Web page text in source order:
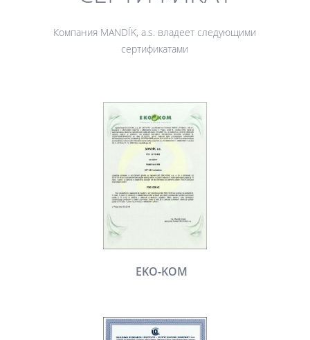
Компания MANDÍK, a.s. владеет следующими
сертификатами
EKO-KOM